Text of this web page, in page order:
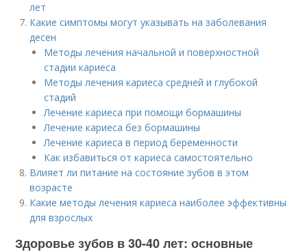
лет
Какие симптомы могут указывать на заболевания
десен
Методы лечения начальной и поверхностной
стадии кариеса
Методы лечения кариеса средней и глубокой
стадий
Лечение кариеса при помощи бормашины
Лечение кариеса без бормашины
Лечение кариеса в период беременности
Как избавиться от кариеса самостоятельно
Влияет ли питание на состояние зубов в этом
возрасте
Какие методы лечения кариеса наиболее эффективны
для взрослых
Здоровье зубов в 30-40 лет: основные